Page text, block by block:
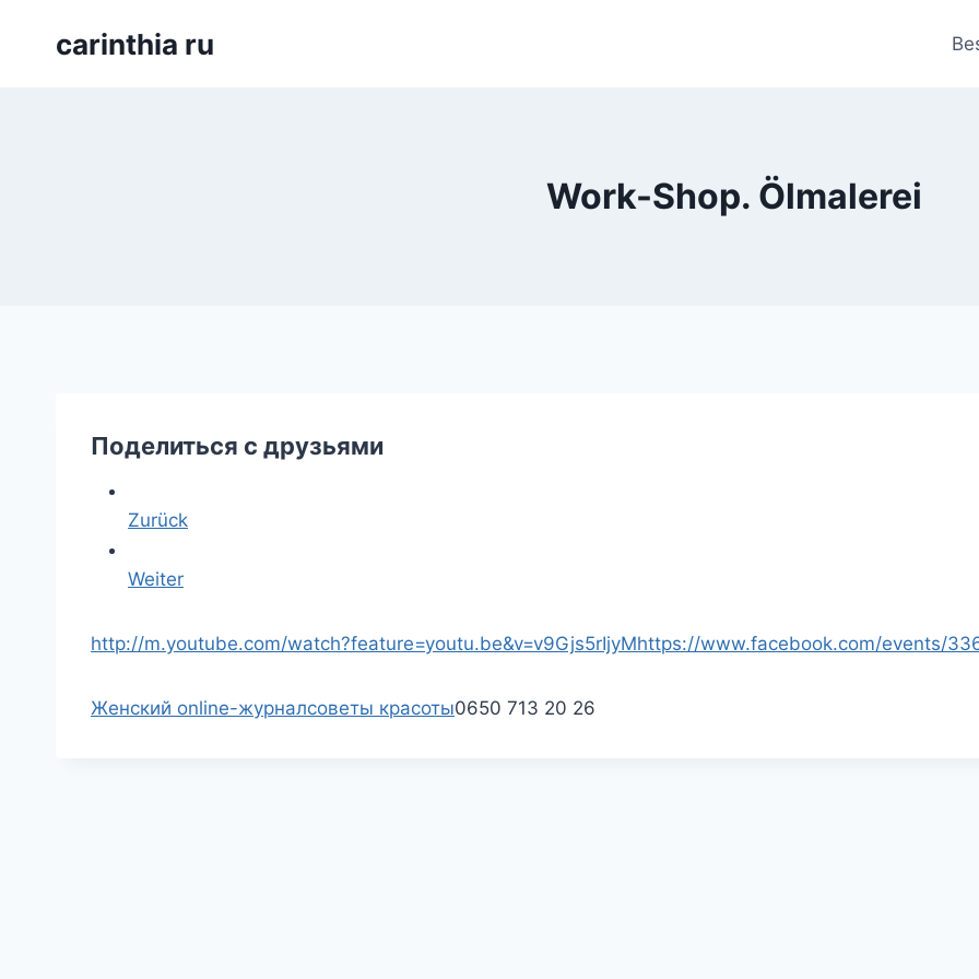
carinthia ru
Work-Shop. Ölmalerei
Поделиться с друзьями
Zurück
Weiter
http://m.youtube.com/watch?feature=youtu.be&v=v9Gjs5rIjyMhttps://www.facebook.com/events/
Женский online-журналсоветы красоты0650 713 20 26